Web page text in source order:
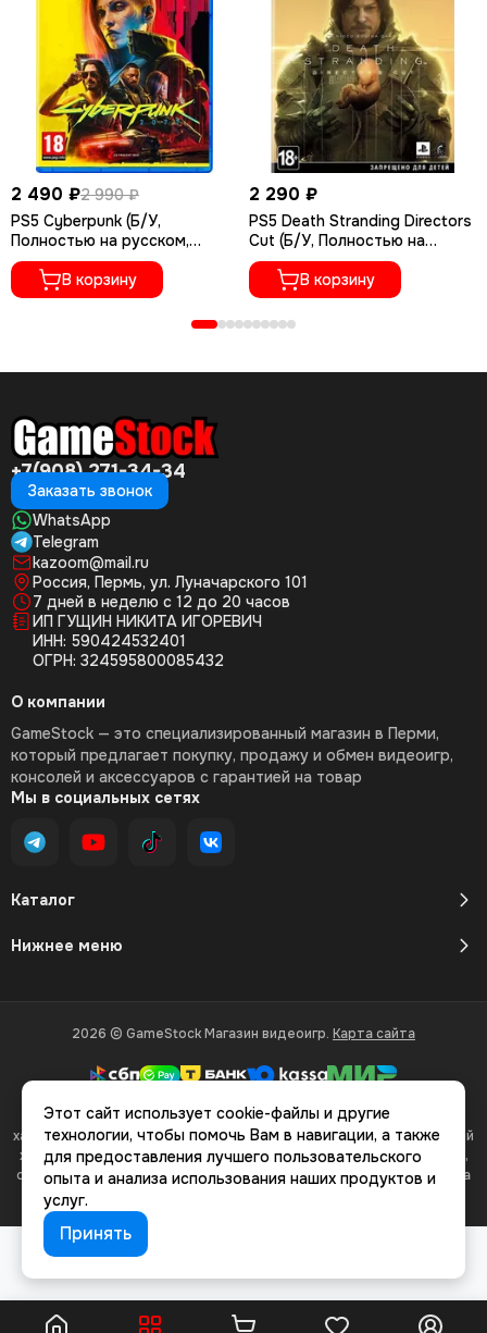
2 490 ₽2 990 ₽
PS5 Cyberpunk (Б/У,
Полностью на русском,
PPSA-04027)
В корзину
2 290 ₽
PS5 Death Stranding Directors
Cut (Б/У, Полностью на
русском языке, PPSA-01968)
В корзину
+7(908) 271-34-34
Заказать звонок
WhatsApp
Telegram
kazoom@mail.ru
Россия, Пермь, ул. Луначарского 101
7 дней в неделю с 12 до 20 часов
ИП ГУЩИН НИКИТА ИГОРЕВИЧ
ИНН: 590424532401
ОГРН: 324595800085432
Каталог
Нижнее меню
О компании
GameStock — это специализированный магазин в Перми,
который предлагает покупку, продажу и обмен видеоигр,
консолей и аксессуаров с гарантией на товар
Мы в социальных сетях
2026 © GameStock Магазин видеоигр. Карта сайта
Вся представленная на сайте информация, касающаяся
характеристик, стоимости товаров и услуг, носит информационный
характер и ни при каких условиях не является публичной офертой,
определяемой положениями Статьи 437(2) Гражданского кодекса
Этот сайт использует cookie-файлы и другие
технологии, чтобы помочь Вам в навигации, а также
для предоставления лучшего пользовательского
опыта и анализа использования наших продуктов и
услуг.
Принять